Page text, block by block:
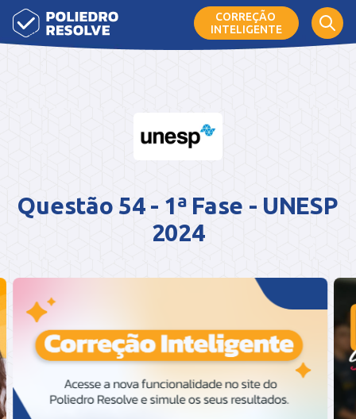
CORREÇÃO
INTELIGENTE
Questão 54 - 1ª Fase - UNESP
2024